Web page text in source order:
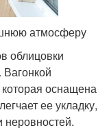
атмосферу
облицовки
оснащена
ее укладку,